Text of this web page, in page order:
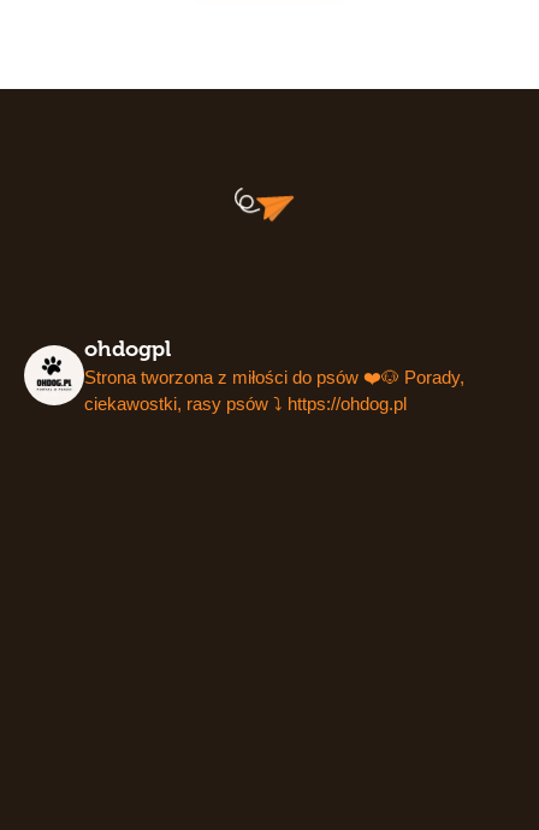
ohdogpl
Strona tworzona z miłości do psów ❤️🐶 Porady,
ciekawostki, rasy psów ⤵️ https://ohdog.pl